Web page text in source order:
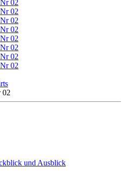
02
und Ausblick